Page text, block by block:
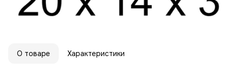
О товаре Характеристики